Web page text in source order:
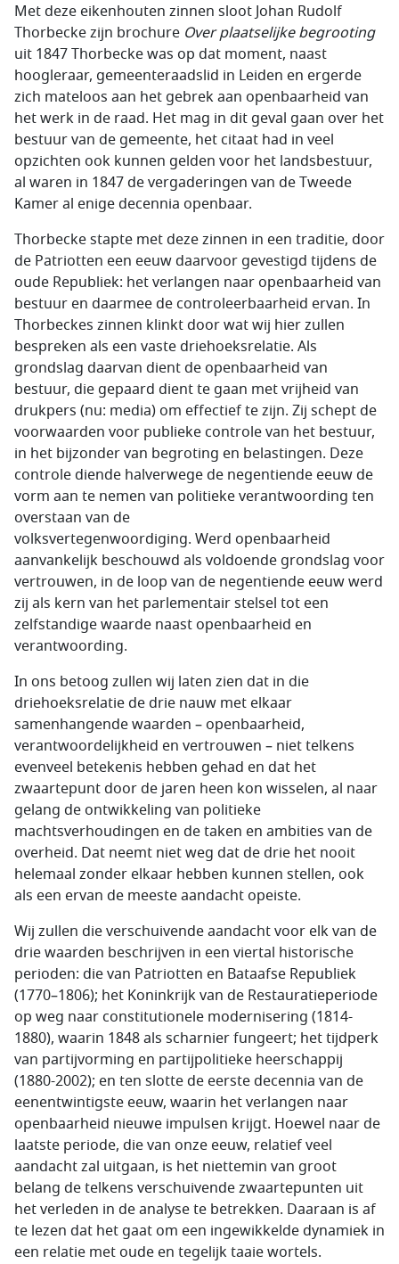
Met deze eikenhouten zinnen sloot Johan Rudolf
Thorbecke zijn brochure Over plaatselijke begrooting
uit 1847 Thorbecke was op dat moment, naast
hoogleraar, gemeenteraadslid in Leiden en ergerde
zich mateloos aan het gebrek aan openbaarheid van
het werk in de raad. Het mag in dit geval gaan over het
bestuur van de gemeente, het citaat had in veel
opzichten ook kunnen gelden voor het landsbestuur,
al waren in 1847 de vergaderingen van de Tweede
Kamer al enige decennia openbaar.
Thorbecke stapte met deze zinnen in een traditie, door
de Patriotten een eeuw daarvoor gevestigd tijdens de
oude Republiek: het verlangen naar openbaarheid van
bestuur en daarmee de controleerbaarheid ervan. In
Thorbeckes zinnen klinkt door wat wij hier zullen
bespreken als een vaste driehoeksrelatie. Als
grondslag daarvan dient de openbaarheid van
bestuur, die gepaard dient te gaan met vrijheid van
drukpers (nu: media) om effectief te zijn. Zij schept de
voorwaarden voor publieke controle van het bestuur,
in het bijzonder van begroting en belastingen. Deze
controle diende halverwege de negentiende eeuw de
vorm aan te nemen van politieke verantwoording ten
overstaan van de
volksvertegenwoordiging. Werd openbaarheid
aanvankelijk beschouwd als voldoende grondslag voor
vertrouwen, in de loop van de negentiende eeuw werd
zij als kern van het parlementair stelsel tot een
zelfstandige waarde naast openbaarheid en
verantwoording.
In ons betoog zullen wij laten zien dat in die
driehoeksrelatie de drie nauw met elkaar
samenhangende waarden – openbaarheid,
verantwoordelijkheid en vertrouwen – niet telkens
evenveel betekenis hebben gehad en dat het
zwaartepunt door de jaren heen kon wisselen, al naar
gelang de ontwikkeling van politieke
machtsverhoudingen en de taken en ambities van de
overheid. Dat neemt niet weg dat de drie het nooit
helemaal zonder elkaar hebben kunnen stellen, ook
als een ervan de meeste aandacht opeiste.
Wij zullen die verschuivende aandacht voor elk van de
drie waarden beschrijven in een viertal historische
perioden: die van Patriotten en Bataafse Republiek
(1770–1806); het Koninkrijk van de Restauratieperiode
op weg naar constitutionele modernisering (1814-
1880), waarin 1848 als scharnier fungeert; het tijdperk
van partijvorming en partijpolitieke heerschappij
(1880-2002); en ten slotte de eerste decennia van de
eenentwintigste eeuw, waarin het verlangen naar
openbaarheid nieuwe impulsen krijgt. Hoewel naar de
laatste periode, die van onze eeuw, relatief veel
aandacht zal uitgaan, is het niettemin van groot
belang de telkens verschuivende zwaartepunten uit
het verleden in de analyse te betrekken. Daaraan is af
te lezen dat het gaat om een ingewikkelde dynamiek in
een relatie met oude en tegelijk taaie wortels.